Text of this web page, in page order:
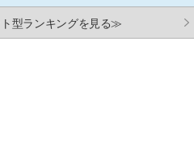
型ランキングを見る≫